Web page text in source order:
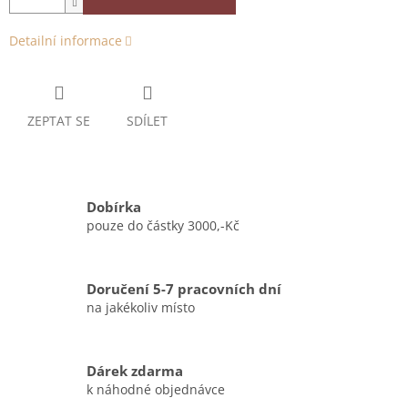
Detailní informace
ZEPTAT SE SDÍLET
Dobírka
pouze do částky 3000,-Kč
Doručení 5-7 pracovních dní
na jakékoliv místo
Dárek zdarma
k náhodné objednávce